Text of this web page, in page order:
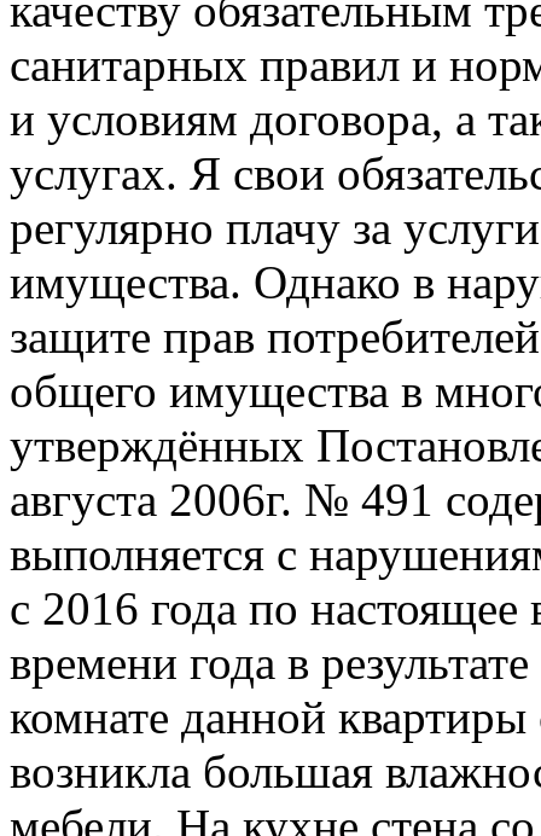
санитарных правил и
и условиям договора, а
услугах. Я свои
регулярно плачу за
имущества. Однако в
защите прав
общего имущества в
утверждённых
августа 2006г. № 491
выполняется с
с 2016 года по
времени года в
комнате данной квартиры
возникла большая
мебели. На кухне стена